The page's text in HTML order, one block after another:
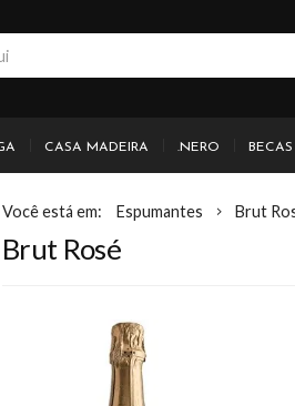
CASA MADEIRA .NERO BECAS
Espumantes Brut
Brut Rosé